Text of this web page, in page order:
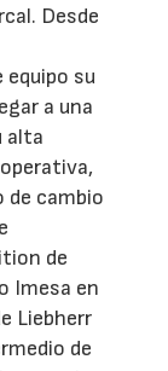
Desde
equipo su
a una
alta
de cambio
de
Imesa en
Liebherr
de